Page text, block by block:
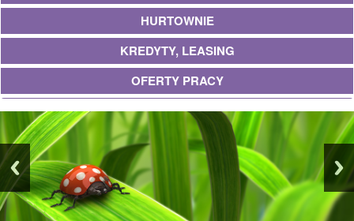
HURTOWNIE
KREDYTY, LEASING
OFERTY PRACY
UBEZPIECZENIA
EKOLOGIA
BANKI, PRZELEWY, WALUTY, KANTORY
WYKOŃCZENIA